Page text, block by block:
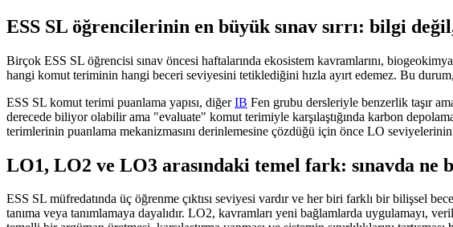
ESS SL öğrencilerinin en büyük sınav sırrı: bilgi
Birçok ESS SL öğrencisi sınav öncesi haftalarında ekosistem kavramlarını,
hangi komut teriminin hangi beceri seviyesini tetiklediğini hızla ayırt edemez. Bu
ESS SL komut terimi puanlama yapısı, diğerIB Fen grubu dersleriyle benzerlik taşır
derecede biliyor olabilir ama "evaluate" komut terimiyle karşılaştığında karbon
terimlerinin puanlama mekanizmasını derinlemesine çözdüğü için önce LO
LO1, LO2 ve LO3 arasındaki temel fark: sınavda ne
ESS SL müfredatında üç öğrenme çıktısı seviyesi vardır ve her biri farklı bir bilişsel
tanıma veya tanımlamaya dayalıdır. LO2, kavramları yeni bağlamlarda uygulamayı,